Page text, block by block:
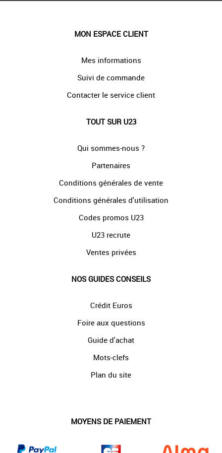
MON ESPACE CLIENT
Mes informations
Suivi de commande
Contacter le service client
TOUT SUR U23
Qui sommes-nous ?
Partenaires
Conditions générales de vente
Conditions générales d'utilisation
Codes promos U23
U23 recrute
Ventes privées
NOS GUIDES CONSEILS
Crédit Euros
Foire aux questions
Guide d'achat
Mots-clefs
Plan du site
MOYENS DE PAIEMENT